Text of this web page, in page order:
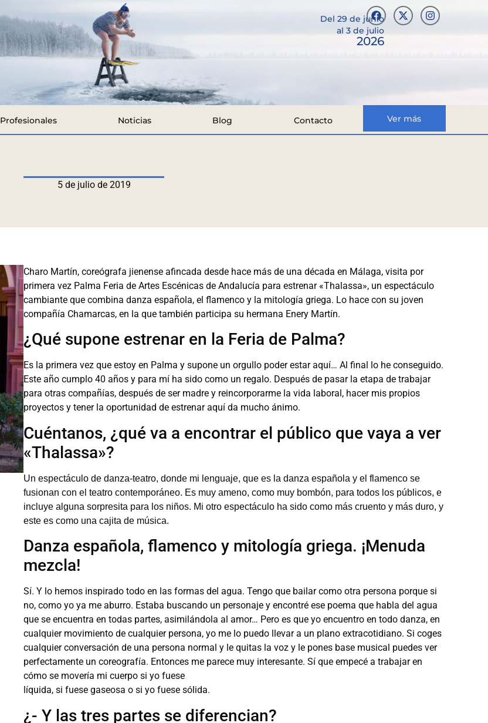
Del 29 de junio
al 3 de julio
2026
Profesionales Noticias Blog Contacto Ver más
5 de julio de 2019
Charo Martín, coreógrafa jienense afincada desde hace más de una década en Málaga, visita por
primera vez Palma Feria de Artes Escénicas de Andalucía para estrenar «Thalassa», un espectáculo
cambiante que combina danza española, el flamenco y la mitología griega. Lo hace con su joven
compañía Chamarcas, en la que también participa su hermana Enery Martín.
¿Qué supone estrenar en la Feria de Palma?
Es la primera vez que estoy en Palma y supone un orgullo poder estar aquí… Al final lo he conseguido.
Este año cumplo 40 años y para mí ha sido como un regalo. Después de pasar la etapa de trabajar
para otras compañías, después de ser madre y reincorporarme la vida laboral, hacer mis propios
proyectos y tener la oportunidad de estrenar aquí da mucho ánimo.
Cuéntanos, ¿qué va a encontrar el público que vaya a ver
«Thalassa»?
Un espectáculo de danza-teatro, donde mi lenguaje, que es la danza española y el flamenco se
fusionan con el teatro contemporáneo. Es muy ameno, como muy bombón, para todos los públicos, e
incluye alguna sorpresita para los niños. Mi otro espectáculo ha sido como más cruento y más duro, y
este es como una cajita de música.
Danza española, flamenco y mitología griega. ¡Menuda
mezcla!
Sí. Y lo hemos inspirado todo en las formas del agua. Tengo que bailar como otra persona porque si
no, como yo ya me aburro. Estaba buscando un personaje y encontré ese poema que habla del agua
que se encuentra en todas partes, asimilándola al amor… Pero es que yo encuentro en todo danza, en
cualquier movimiento de cualquier persona, yo me lo puedo llevar a un plano extracotidiano. Si coges
cualquier conversación de una persona normal y le quitas la voz y le pones base musical puedes ver
perfectamente un coreografía. Entonces me parece muy interesante. Sí que empecé a trabajar en
cómo se movería mi cuerpo si yo fuese
líquida, si fuese gaseosa o si yo fuese sólida.
¿- Y las tres partes se diferencian?